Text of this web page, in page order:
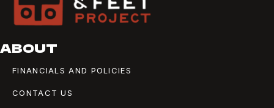
ABOUT
FINANCIALS AND POLICIES
CONTACT US